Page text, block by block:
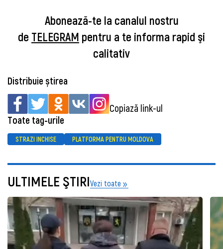
Abonează-te la canalul nostru
de TELEGRAM pentru a te informa rapid şi
calitativ
Distribuie știrea
Copiază link-ul
Toate tag-urile
STRAZI INCHISE PLATFORMA PENTRU MOLDOVA
ULTIMELE ŞTIRIVezi toate